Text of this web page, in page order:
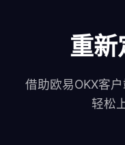
重新
借助欧易OKX客
轻松